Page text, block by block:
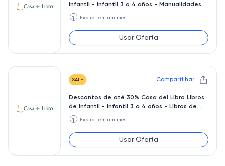
Infantil - Infantil 3 a 4 años - Manualidades
🕥 Expira: em um mês
Usar Oferta
SALE Compartilhar
Descontos de até 30% Casa del Libro Libros
de Infantil - Infantil 3 a 4 años - Libros de
deportes
🕥 Expira: em um mês
Usar Oferta